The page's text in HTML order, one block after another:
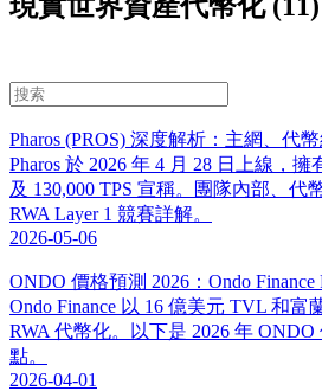
Pharos (PROS) 深度解析：主網、代
Pharos 於 2026 年 4 月 28 日上線，
及 130,000 TPS 宣稱。團隊內部、代
RWA Layer 1 競賽詳解。
2026-05-06
ONDO 價格預測 2026：Ondo Finance
Ondo Finance 以 16 億美元 TVL 和
RWA 代幣化。以下是 2026 年
點。
2026-04-01